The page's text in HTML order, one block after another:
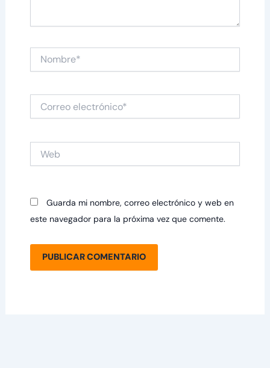
Nombre*
electrónico*
Guarda mi nombre, correo electrónico y web en
este navegador para la próxima vez que comente.